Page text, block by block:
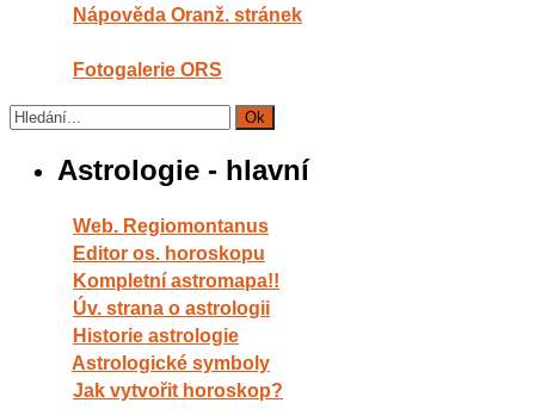
Nápověda Oranž. stránek
Fotogalerie ORS
Astrologie - hlavní
Web. Regiomontanus
Editor os. horoskopu
Kompletní astromapa!!
Úv. strana o astrologii
Historie astrologie
Astrologické symboly
Jak vytvořit horoskop?